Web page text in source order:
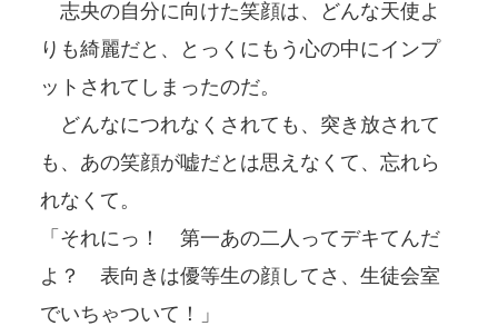
志央の自分に向けた笑顔は、どんな天使よ
りも綺麗だと、とっくにもう心の中にインプ
ットされてしまったのだ。
どんなにつれなくされても、突き放されて
も、あの笑顔が嘘だとは思えなくて、忘れら
れなくて。
「それにっ！ 第一あの二人ってデキてんだ
よ？ 表向きは優等生の顔してさ、生徒会室
でいちゃついて！」